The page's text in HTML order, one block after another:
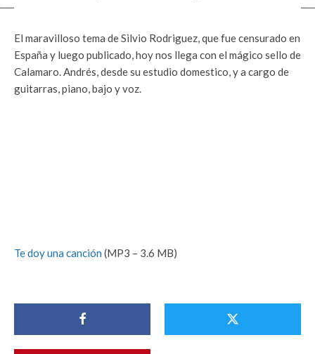
El maravilloso tema de Silvio Rodriguez, que fue censurado en
España y luego publicado, hoy nos llega con el mágico sello de
Calamaro. Andrés, desde su estudio domestico, y a cargo de
guitarras, piano, bajo y voz.
Te doy una canción (MP3 – 3.6 MB)